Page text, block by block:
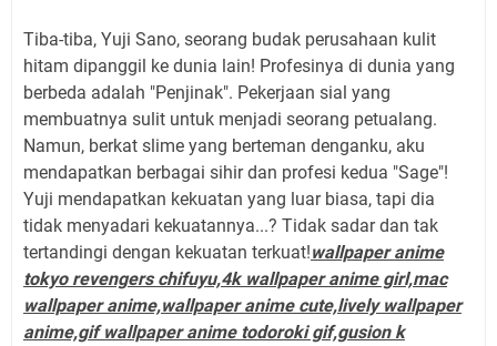
Tiba-tiba, Yuji Sano, seorang budak perusahaan kulit
hitam dipanggil ke dunia lain! Profesinya di dunia yang
berbeda adalah "Penjinak". Pekerjaan sial yang
membuatnya sulit untuk menjadi seorang petualang.
Namun, berkat slime yang berteman denganku, aku
mendapatkan berbagai sihir dan profesi kedua "Sage"!
Yuji mendapatkan kekuatan yang luar biasa, tapi dia
tidak menyadari kekuatannya...? Tidak sadar dan tak
tertandingi dengan kekuatan terkuat!wallpaper anime
tokyo revengers chifuyu,4k wallpaper anime girl,mac
wallpaper anime,wallpaper anime cute,lively wallpaper
anime,gif wallpaper anime todoroki gif,gusion k